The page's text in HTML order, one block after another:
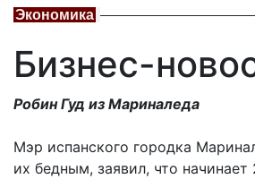
Экономика
Бизнес-
Робин Гуд из Мариналеда
Мэр испанского городка
их бедным, заявил, что